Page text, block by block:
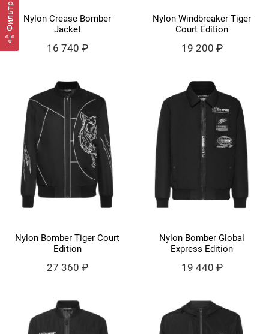
Фильтр
Nylon Crease Bomber
Jacket
16 740 ₽
Nylon Windbreaker Tiger
Court Edition
19 200 ₽
Nylon Bomber Tiger Court
Edition
27 360 ₽
Nylon Bomber Global
Express Edition
19 440 ₽